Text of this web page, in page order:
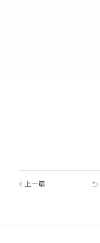
上一篇